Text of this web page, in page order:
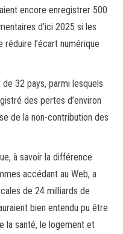
encore enregistrer 500
d’ici 2025 si les
réduire l’écart numérique
32 pays, parmi lesquels
des pertes d’environ
de la non-contribution des
à savoir la différence
accédant au Web, a
de 24 milliards de
bien entendu pu être
la santé, le logement et